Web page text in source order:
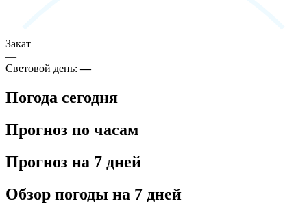
Закат
—
Световой день:—
Погода сегодня
Прогноз по часам
Прогноз на 7 дней
Обзор погоды на 7 дней